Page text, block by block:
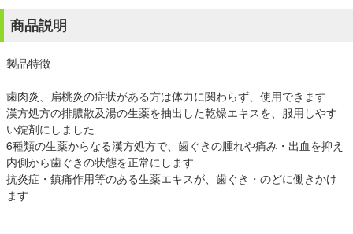
商品説明
製品特徴
歯肉炎、扁桃炎の症状がある方は体力に関わらず、使用できます
漢方処方の排膿散及湯の生薬を抽出した乾燥エキスを、服用しやす
い錠剤にしました
6種類の生薬からなる漢方処方で、歯ぐきの腫れや痛み・出血を抑え
内側から歯ぐきの状態を正常にします
抗炎症・鎮痛作用等のある生薬エキスが、歯ぐき・のどに働きかけ
ます